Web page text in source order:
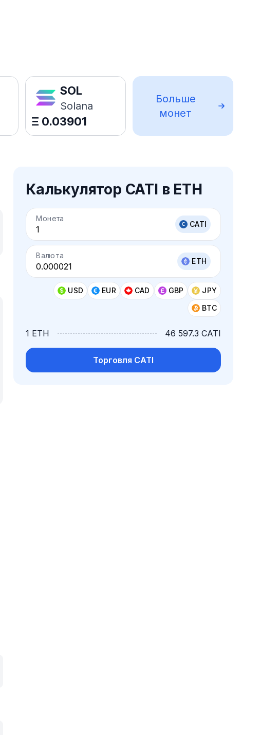
SOL
Solana
Ξ 0.03901
Больше
монет
Калькулятор CATI в ETH
Монета
CATI
Валюта
ETH
USD EUR CAD GBP
JPY
BTC
1 ETH 46 597.3 CATI
Торговля CATI